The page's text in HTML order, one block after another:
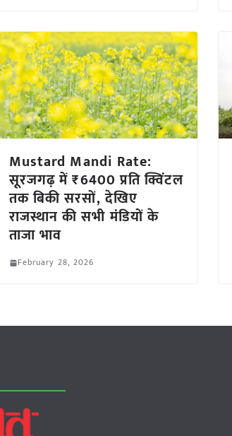
Mustard Mandi Rate:
सूरजगढ़ में ₹6400 प्रति क्विंटल
तक बिकी सरसों, देखिए
राजस्थान की सभी मंडियों के
ताजा भाव
February 28, 2026